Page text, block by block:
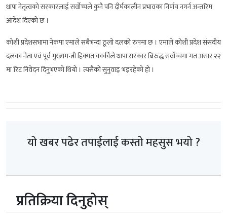
थापा नेतृत्वको सरकारलाई सर्वोच्चले कुनै पनि दीर्घकालीन प्रभावका निर्णय नगर्न अन्तरिम
आदेश दिएको छ ।
कोशी प्रदेशसभामा नेकपा एमाले सबैभन्दा ठूलो दलको रुपमा छ । एमाले कोशी प्रदेश संसदीय
दलका नेता एवं पूर्व मुख्यमन्त्री हिक्मत कार्कीले थापा सरकार बिरुद्ध सर्वोच्चमा गत असार २२
मा रिट निवेदन दिनुभएको थियो । त्यसैको सुनुवाइ भइरहेको हो ।
यो खबर पढेर तपाईलाई कस्तो महसुस भयो ?
प्रतिक्रिया दिनुहोस्